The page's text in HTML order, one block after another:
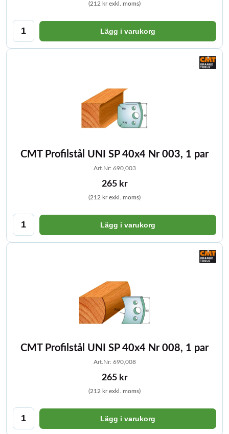
(212 kr exkl. moms)
Lägg i varukorg
CMT Profilstål UNI SP 40x4 Nr 003, 1 par
Art.Nr: 690,003
265 kr
(212 kr exkl. moms)
Lägg i varukorg
CMT Profilstål UNI SP 40x4 Nr 008, 1 par
Art.Nr: 690,008
265 kr
(212 kr exkl. moms)
Lägg i varukorg